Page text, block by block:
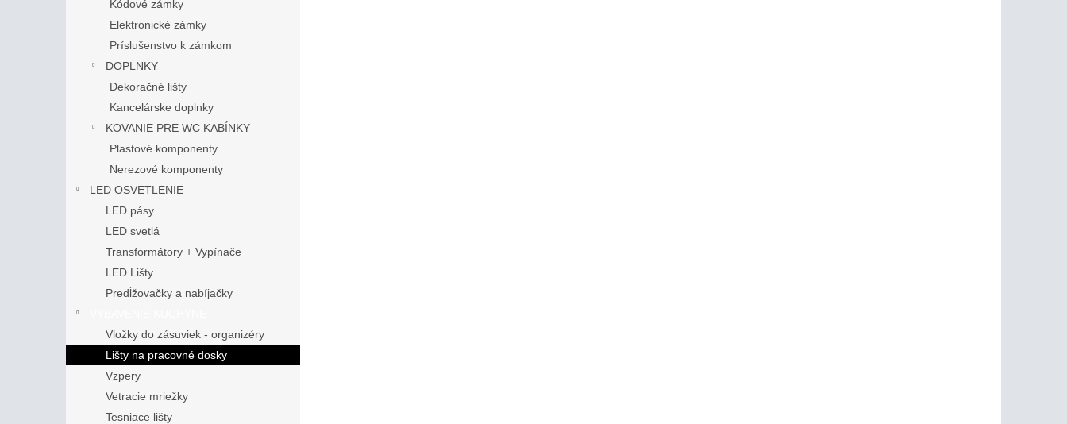
Kódové zámky
Elektronické zámky
Príslušenstvo k zámkom
DOPLNKY
Dekoračné lišty
Kancelárske doplnky
KOVANIE PRE WC KABÍNKY
Plastové komponenty
Nerezové komponenty
LED OSVETLENIE
LED pásy
LED svetlá
Transformátory + Vypínače
LED Lišty
Predĺžovačky a nabíjačky
Vložky do zásuviek - organizéry
Lišty na pracovné dosky
Vzpery
Vetracie mriežky
Tesniace lišty